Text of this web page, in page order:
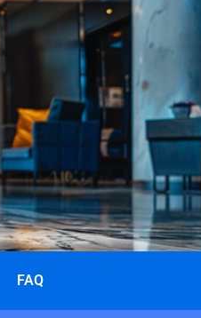
FAQ